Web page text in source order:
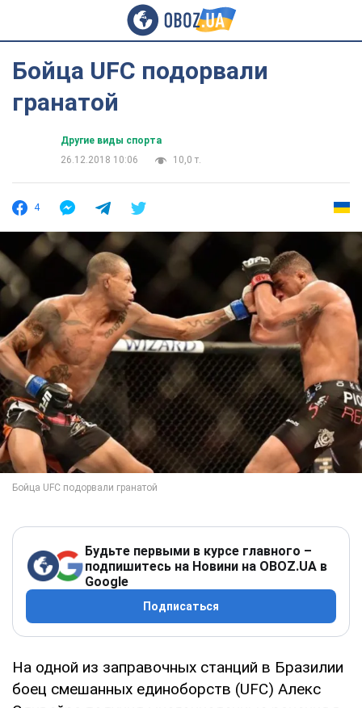
Бойца UFC подорвали
гранатой
Другие виды спорта
26.12.2018 10:06
10,0 т.
4
Будьте первыми в курсе главного –
подпишитесь на Новини на OBOZ.UA в
Google
Подписаться
На одной из заправочных станций в Бразилии
боец смешанных единоборств (UFC) Алекс